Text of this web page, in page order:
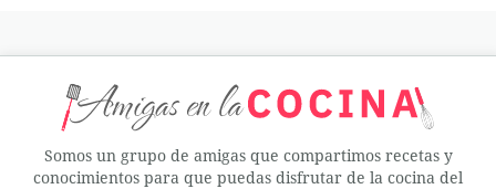
Somos un grupo de amigas que compartimos recetas y
conocimientos para que puedas disfrutar de la cocina del